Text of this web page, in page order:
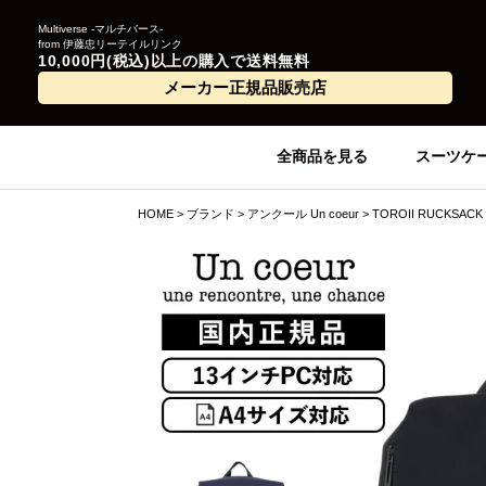
Multiverse -マルチバース-
from 伊藤忠リーテイルリンク
10,000円(税込)以上の購入で送料無料
メーカー正規品販売店
全商品を見る スーツケ
HOME ブランド アンクール Un coeur TOROII